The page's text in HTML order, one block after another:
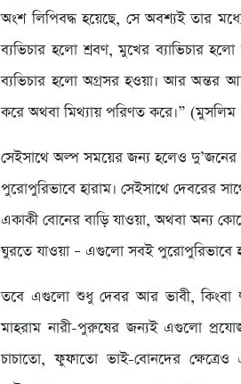
অংশ লিপিবদ্ধ হয়েছে, সে অবশ্যই তার
ব্যভিচার হলো শ্রবণ, মুখের ব্যাভিচার
ব্যভিচার হলো অগ্রসর হওয়া। আর অন্তর
করে অথবা মিথ্যায় পরিণত করে।”
সেইসাথে অল্প সময়ের জন্য হলেও দু’জনের
পুরোপুরিভাবে হারাম। সেইসাথে দেবরের
একাকী বোনের বাড়ি যাওয়া, অথবা অন্য
ঘুরতে যাওয়া – এগুলো সবই পুরোপুরিভাবে
তবে এগুলো শুধু দেবর আর ভাবী, কিংবা
মাহরাম নারী-পুরুষের জন্যই এগুলো
চাচাতো, ফুফাতো ভাই-বোনদের